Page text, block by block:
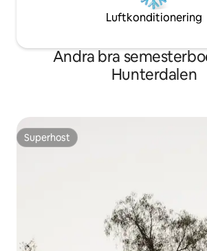
Luftkonditionering
Andra bra
Hunterdalen
Superhost
Superhost